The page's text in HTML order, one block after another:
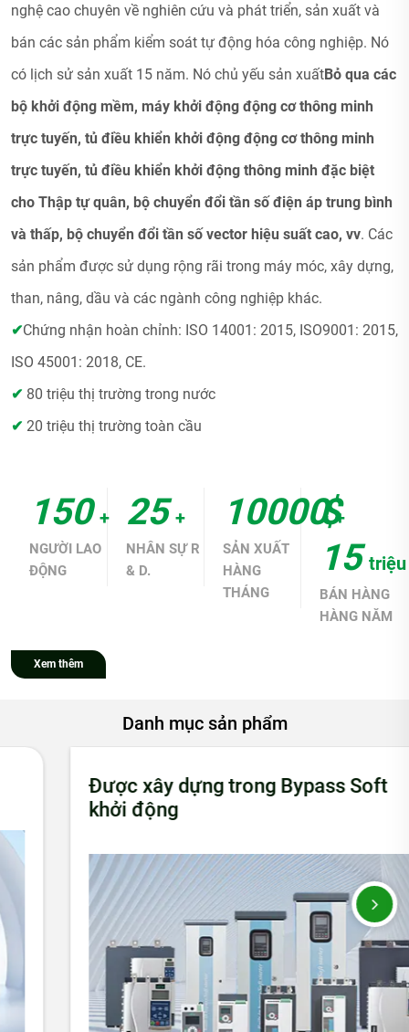
nghệ cao chuyên về nghiên cứu và phát triển, sản xuất và
bán các sản phẩm kiểm soát tự động hóa công nghiệp. Nó
có lịch sử sản xuất 15 năm. Nó chủ yếu sản xuấtBỏ qua các
bộ khởi động mềm, máy khởi động động cơ thông minh
trực tuyến, tủ điều khiển khởi động động cơ thông minh
trực tuyến, tủ điều khiển khởi động thông minh đặc biệt
cho Thập tự quân, bộ chuyển đổi tần số điện áp trung bình
và thấp, bộ chuyển đổi tần số vector hiệu suất cao, vv. Các
sản phẩm được sử dụng rộng rãi trong máy móc, xây dựng,
than, nâng, dầu và các ngành công nghiệp khác.
✔Chứng nhận hoàn chỉnh: ISO 14001: 2015, ISO9001: 2015,
ISO 45001: 2018, CE.
✔ 80 triệu thị trường trong nước
✔ 20 triệu thị trường toàn cầu
150 +
NGƯỜI LAO
ĐỘNG
25 +
NHÂN SỰ R
& D.
10000 +
SẢN XUẤT
HÀNG
THÁNG
$
15 triệu
BÁN HÀNG
HÀNG NĂM
Xem thêm
Danh mục sản phẩm
Được xây dựng trong Bypass Soft
khởi động